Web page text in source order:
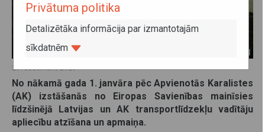
29. decembris 2020
No nākamā gada 1. janvāra pēc Apvienotās Karalistes
(AK) izstāšanās no Eiropas Savienības mainīsies
līdzšinējā Latvijas un AK transportlīdzekļu vadītāju
apliecību atzīšana un apmaiņa.
Privātuma politika
Detalizētāka informācija par izmantotajām
sīkdatnēm